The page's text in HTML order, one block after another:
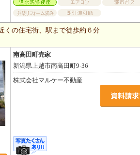
くの住宅街、駅まで徒歩約６分
南高田町売家
新潟県上越市南高田町9-36
株式会社マルケー不動産